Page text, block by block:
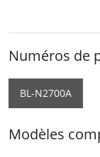
Numéros de
BL-N2700A
Modèles